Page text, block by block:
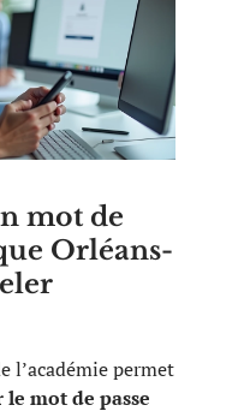
mot de
Orléans-
l’académie permet
mot de passe